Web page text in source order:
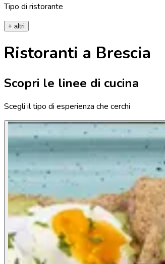
Tipo di ristorante
+ altri
Ristoranti a Brescia
Scopri le linee di cucina
Scegli il tipo di esperienza che cerchi